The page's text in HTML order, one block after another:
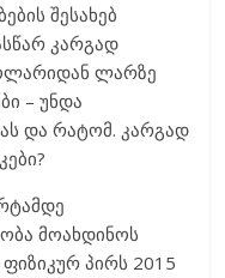
შესახებ
კარგად
ლარზე
– უნდა
და რატომ. კარგად
მოახდინოს
ფიზიკურ პირს 2015